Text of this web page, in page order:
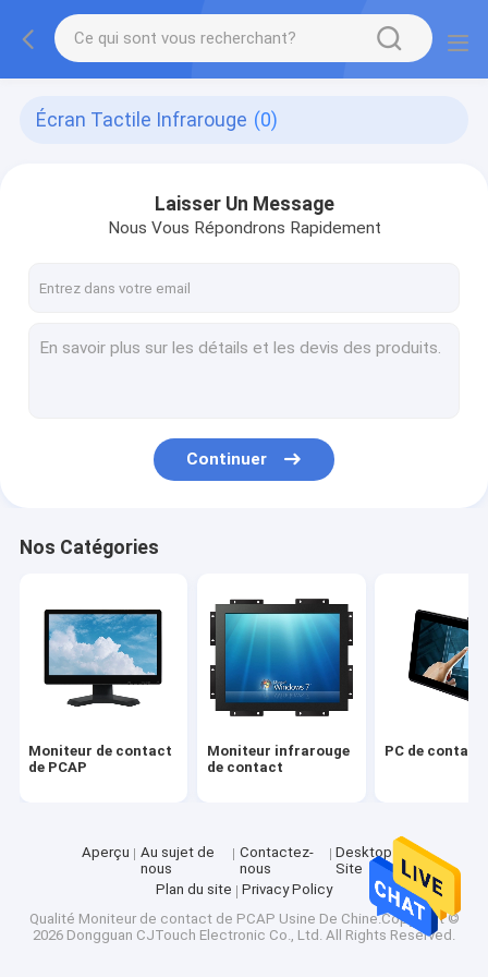
Écran Tactile Infrarouge (0)
Laisser Un Message
Nous Vous Répondrons Rapidement
Continuer
Nos Catégories
Moniteur de contact
de PCAP
Moniteur infrarouge
de contact
PC de contact
Aperçu
Au sujet de
nous
Contactez-
nous
Desktop
Site
Plan du site
Privacy Policy
Qualité Moniteur de contact de PCAP Usine De Chine.Copyright ©
2026 Dongguan CJTouch Electronic Co., Ltd. All Rights Reserved.